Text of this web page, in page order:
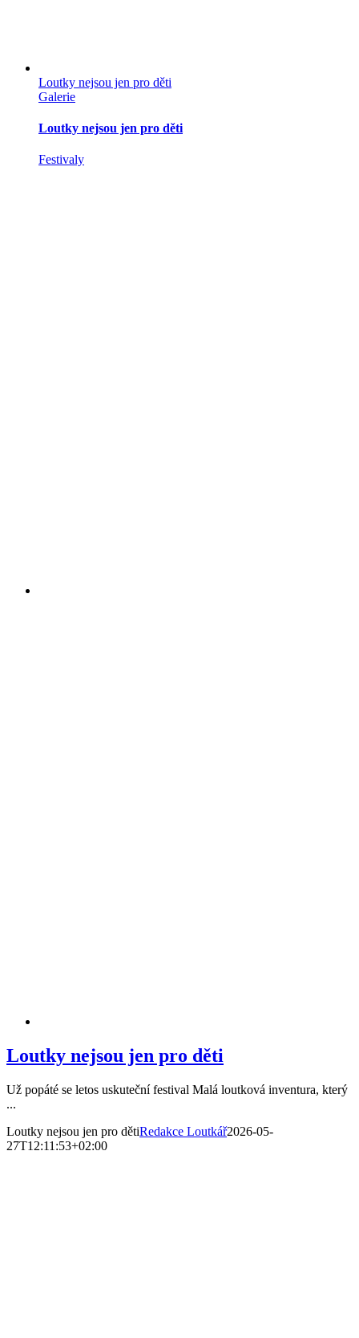
Loutky nejsou jen pro děti
Galerie
Loutky nejsou jen pro děti
Festivaly
Loutky nejsou jen pro děti
Už popáté se letos uskuteční festival Malá loutková inventura, který
...
Loutky nejsou jen pro dětiRedakce Loutkář2026-05-
27T12:11:53+02:00